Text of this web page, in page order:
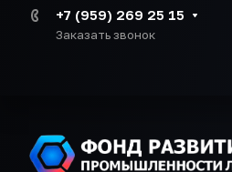
+7 (959) 269 25 15
Заказать звонок